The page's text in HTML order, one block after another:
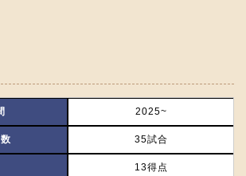
2025~
35試合
13得点